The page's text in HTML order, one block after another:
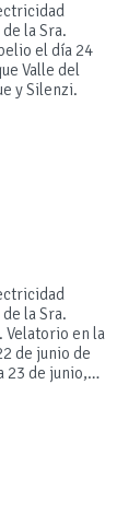
la Sra.
el día 24
Valle del
y Silenzi.
la Sra.
Velatorio en la
de junio de
23 de junio,…